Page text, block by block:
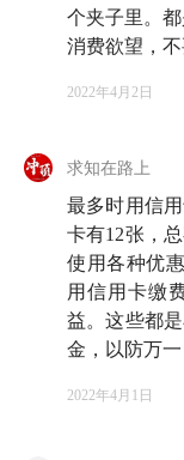
傅强：用信用卡
本期要点🌟
04:06我们人生
09:25信用卡不
资金利用率
11:08 娄娄：信
15:31 用信用卡
个夹子里。
消费欲望，不
2022年4月2日
求知在路上
最多时用信
卡有12张，
使用各种优
用信用卡缴
益。这些都
金，以防万一
2022年4月1日